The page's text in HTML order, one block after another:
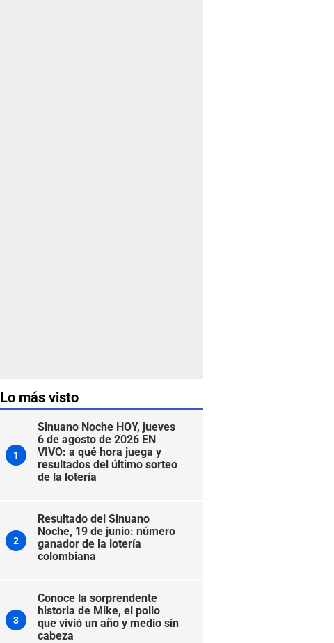
Lo más visto
1
Sinuano Noche HOY, jueves
6 de agosto de 2026 EN
VIVO: a qué hora juega y
resultados del último sorteo
de la lotería
2
Resultado del Sinuano
Noche, 19 de junio: número
ganador de la lotería
colombiana
3
Conoce la sorprendente
historia de Mike, el pollo
que vivió un año y medio sin
cabeza